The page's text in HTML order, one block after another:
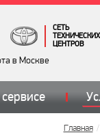
СЕТЬ
ТЕХНИЧЕСКИХ
ЦЕНТРОВ
в Москве
Главная